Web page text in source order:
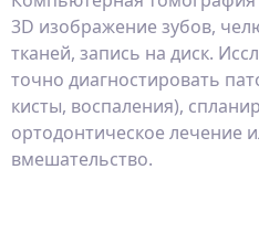
3D изображение зубов,
тканей, запись на диск.
точно диагностировать
кисты, воспаления),
ортодонтическое лечение
вмешательство.